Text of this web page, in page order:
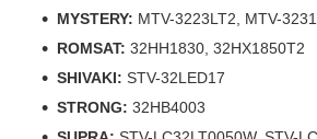
MYSTERY: MTV-3223LT2, MTV-
ROMSAT: 32HH1830, 32HX1850T2
SHIVAKI: STV-32LED17
STRONG: 32HB4003